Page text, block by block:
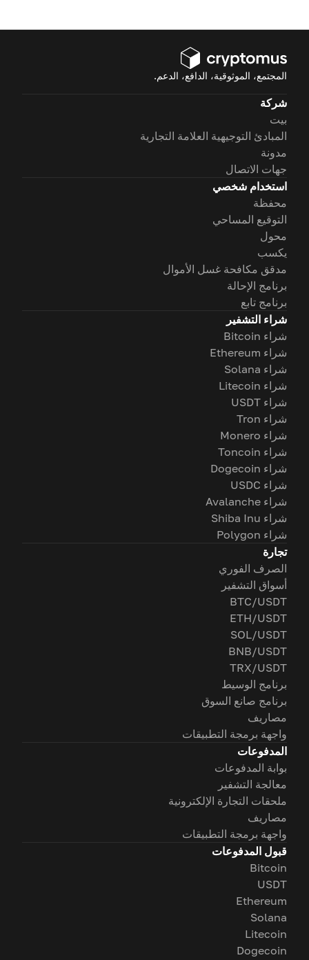
المجتمع، الموثوقية، الدافع، الدعم.
شركة
بيت
المبادئ التوجيهية العلامة التجارية
مدونة
جهات الاتصال
استخدام شخصي
محفظة
التوقيع المساحي
محول
يكسب
مدقق مكافحة غسل الأموال
برنامج الإحالة
برنامج تابع
شراء التشفير
شراء Bitcoin
شراء Ethereum
شراء Solana
شراء Litecoin
شراء USDT
شراء Tron
شراء Monero
شراء Toncoin
شراء Dogecoin
شراء USDC
شراء Avalanche
شراء Shiba Inu
شراء Polygon
تجارة
الصرف الفوري
أسواق التشفير
BTC/USDT
ETH/USDT
SOL/USDT
BNB/USDT
TRX/USDT
برنامج الوسيط
برنامج صانع السوق
مصاريف
واجهة برمجة التطبيقات
المدفوعات
بوابة المدفوعات
معالجة التشفير
ملحقات التجارة الإلكترونية
مصاريف
واجهة برمجة التطبيقات
قبول المدفوعات
Bitcoin
USDT
Ethereum
Solana
Litecoin
Dogecoin